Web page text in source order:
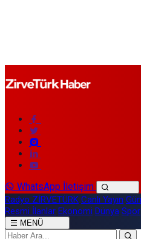
WhatsApp İletişim
Radyo ZİRVETÜRK Canlı Yayın
Resmi İlanlar Ekonomi Dünya Spor
MENÜ